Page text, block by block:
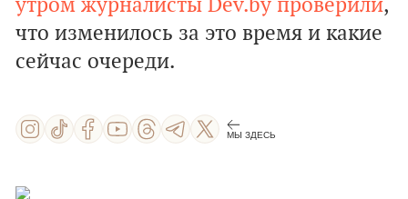
утром журналисты Dev.by проверили,
что изменилось за это время и какие
сейчас очереди.
МЫ ЗДЕСЬ